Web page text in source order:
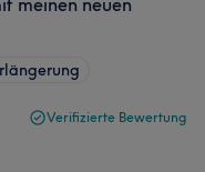
meinen neuen
Verifizierte Bewertung